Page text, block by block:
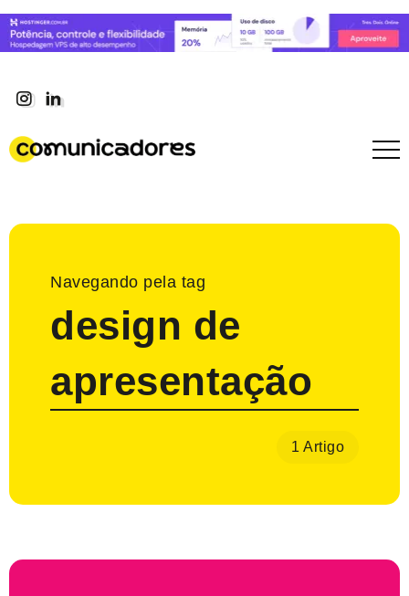
Navegando pela tag
design de
apresentação
1 Artigo